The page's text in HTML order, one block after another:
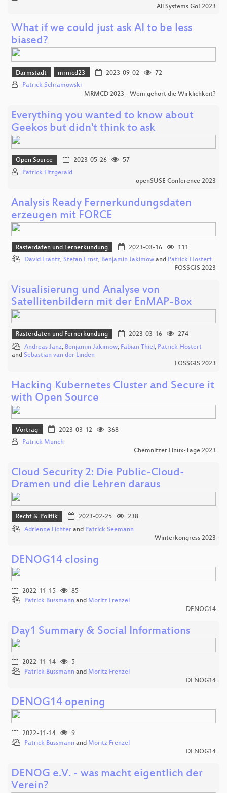
All Systems Go! 2023
What if we could just ask AI to be less
biased?
Darmstadt mrmcd23 2023-09-02
72
Patrick Schramowski
MRMCD 2023 - Wem gehört die Wirklichkeit?
Everything you wanted to know about
Geekos but didn't think to ask
Open Source 2023-05-26
57
Patrick Fitzgerald
openSUSE Conference 2023
Analysis Ready Fernerkundungsdaten
erzeugen mit FORCE
Rasterdaten und Fernerkundung 2023-03-16
111
David Frantz, Stefan Ernst, Benjamin Jakimow and Patrick Hostert
FOSSGIS 2023
Visualisierung und Analyse von
Satellitenbildern mit der EnMAP-Box
Rasterdaten und Fernerkundung 2023-03-16
274
Andreas Janz, Benjamin Jakimow, Fabian Thiel , Patrick Hostert
and Sebastian van der Linden
FOSSGIS 2023
Hacking Kubernetes Cluster and Secure it
with Open Source
Vortrag 2023-03-12
368
Patrick Münch
Chemnitzer Linux-Tage 2023
Cloud Security 2: Die Public-Cloud-
Dramen und die Lehren daraus
Recht & Politik 2023-02-25
238
Adrienne Fichter and Patrick Seemann
Winterkongress 2023
DENOG14 closing
2022-11-15
85
Patrick Bussmann and Moritz Frenzel
DENOG14
Day1 Summary & Social Informations
2022-11-14
5
Patrick Bussmann and Moritz Frenzel
DENOG14
DENOG14 opening
2022-11-14
9
Patrick Bussmann and Moritz Frenzel
DENOG14
DENOG e.V. - was macht eigentlich der
Verein?